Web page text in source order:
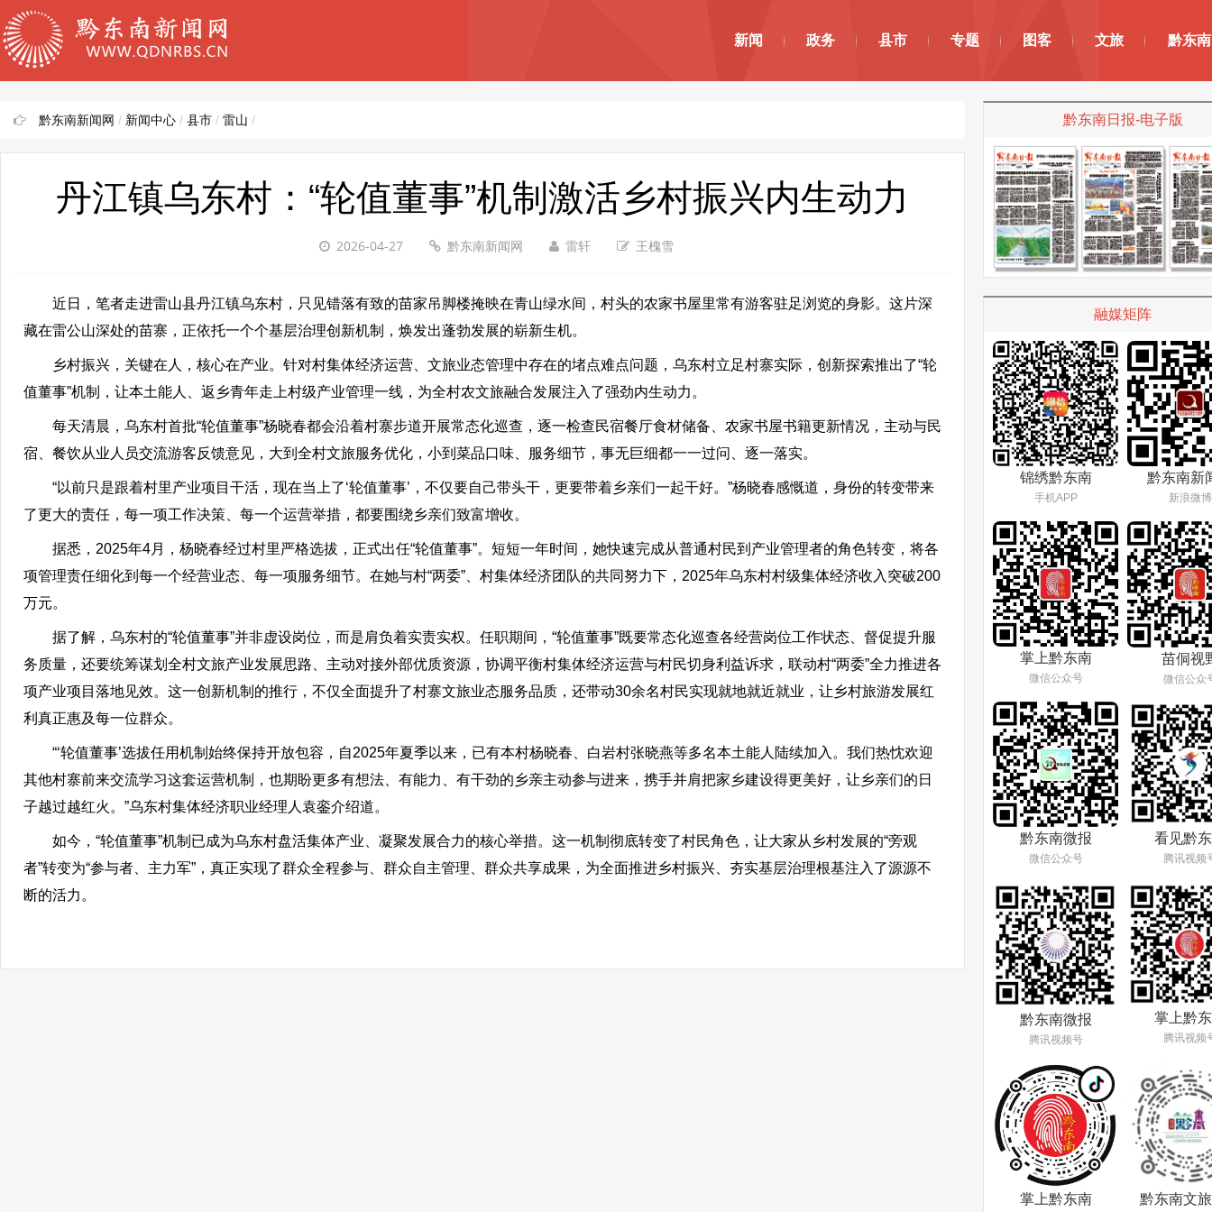
新闻 政务 县市 专题 图客 文旅 黔东
黔东南新闻网 / 新闻中心 / 县市 / 雷山 /
丹江镇乌东村：“轮值董事”机制激活乡村振兴内生动力
2026-04-27 黔东南新闻网 雷轩 王槐雪
近日，笔者走进雷山县丹江镇乌东村，只见错落有致的苗家吊脚楼掩映在青山绿水间，村头的农家书屋里常有游客驻足浏览的身影。这片深
藏在雷公山深处的苗寨，正依托一个个基层治理创新机制，焕发出蓬勃发展的崭新生机。
乡村振兴，关键在人，核心在产业。针对村集体经济运营、文旅业态管理中存在的堵点难点问题，乌东村立足村寨实际，创新探索推出了“轮
值董事”机制，让本土能人、返乡青年走上村级产业管理一线，为全村农文旅融合发展注入了强劲内生动力。
每天清晨，乌东村首批“轮值董事”杨晓春都会沿着村寨步道开展常态化巡查，逐一检查民宿餐厅食材储备、农家书屋书籍更新情况，主动与民
宿、餐饮从业人员交流游客反馈意见，大到全村文旅服务优化，小到菜品口味、服务细节，事无巨细都一一过问、逐一落实。
“以前只是跟着村里产业项目干活，现在当上了‘轮值董事’，不仅要自己带头干，更要带着乡亲们一起干好。”杨晓春感慨道，身份的转变带来
了更大的责任，每一项工作决策、每一个运营举措，都要围绕乡亲们致富增收。
据悉，2025年4月，杨晓春经过村里严格选拔，正式出任“轮值董事”。短短一年时间，她快速完成从普通村民到产业管理者的角色转变，将各
项管理责任细化到每一个经营业态、每一项服务细节。在她与村“两委”、村集体经济团队的共同努力下，2025年乌东村村级集体经济收入突破200
万元。
据了解，乌东村的“轮值董事”并非虚设岗位，而是肩负着实责实权。任职期间，“轮值董事”既要常态化巡查各经营岗位工作状态、督促提升服
务质量，还要统筹谋划全村文旅产业发展思路、主动对接外部优质资源，协调平衡村集体经济运营与村民切身利益诉求，联动村“两委”全力推进各
项产业项目落地见效。这一创新机制的推行，不仅全面提升了村寨文旅业态服务品质，还带动30余名村民实现就地就近就业，让乡村旅游发展红
利真正惠及每一位群众。
“‘轮值董事’选拔任用机制始终保持开放包容，自2025年夏季以来，已有本村杨晓春、白岩村张晓燕等多名本土能人陆续加入。我们热忱欢迎
其他村寨前来交流学习这套运营机制，也期盼更多有想法、有能力、有干劲的乡亲主动参与进来，携手并肩把家乡建设得更美好，让乡亲们的日
子越过越红火。”乌东村集体经济职业经理人袁銮介绍道。
如今，“轮值董事”机制已成为乌东村盘活集体产业、凝聚发展合力的核心举措。这一机制彻底转变了村民角色，让大家从乡村发展的“旁观
者”转变为“参与者、主力军”，真正实现了群众全程参与、群众自主管理、群众共享成果，为全面推进乡村振兴、夯实基层治理根基注入了源源不
断的活力。
黔东南日报-电子版
融媒矩阵
锦绣黔东南
手机APP
黔东南新
新浪微博
掌上黔东南
微信公众号
苗侗视
微信公众
黔东南微报
微信公众号
看见黔
腾讯视频
黔东南微报
腾讯视频号
掌上黔
腾讯视频
掌上黔东南 黔东南文